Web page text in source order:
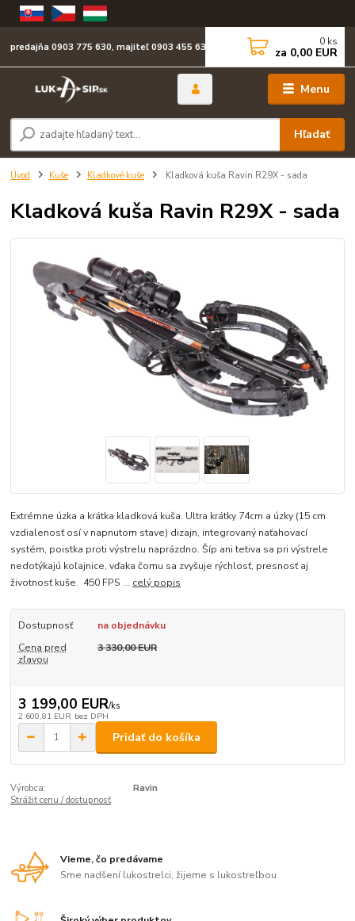
Menu
Hľadať
predajňa 0903 775 630, majiteľ 0903 455 630 0 ks
za 0,00 EUR
Úvod Kuše Kladkové kuše Kladková kuša Ravin R29X - sada
Kladková kuša Ravin R29X - sada
Extrémne úzka a krátka kladková kuša. Ultra krátky 74cm a úzky (15 cm
vzdialenosť osí v napnutom stave) dizajn, integrovaný naťahovací
systém, poistka proti výstrelu naprázdno. Šíp ani tetiva sa pri výstrele
nedotýkajú koľajnice, vďaka čomu sa zvyšuje rýchlosť, presnosť aj
životnosť kuše. 450 FPS ... celý popis
Dostupnosť
na objednávku
Cena pred
zľavou
3 330,00 EUR
3 199,00 EUR/ks
2 600,81 EUR bez DPH
Pridať do košíka
Výrobca:
Ravin
Strážiť cenu / dostupnosť
Vieme, čo predávame
Sme nadšení lukostrelci, žijeme s lukostreľbou